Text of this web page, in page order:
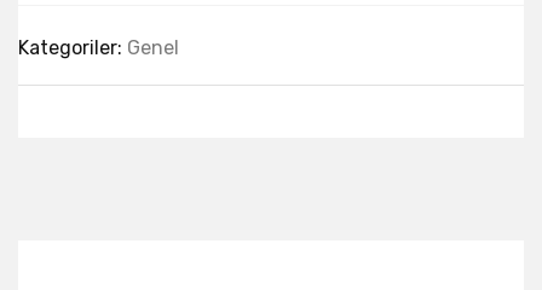
Kategoriler: Genel